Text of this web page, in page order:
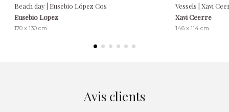
Beach day | Eusebio López Cos
Eusebio Lopez
170 x 130 cm
Vessels | Xavi
Xavi Ceerre
146 x 114 cm
Avis clients